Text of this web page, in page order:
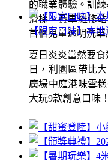
的職業體驗。訓
滑梯、賽車維修
首個兒童透明洗車
【限定口味】本
夏日炎炎當然要
日，利園區帶比
廣場中庭港味雪
大玩9款創意口味